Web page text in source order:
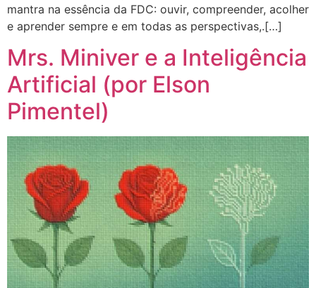
mantra na essência da FDC: ouvir, compreender, acolher
e aprender sempre e em todas as perspectivas,.[…]
Mrs. Miniver e a Inteligência
Artificial (por Elson
Pimentel)